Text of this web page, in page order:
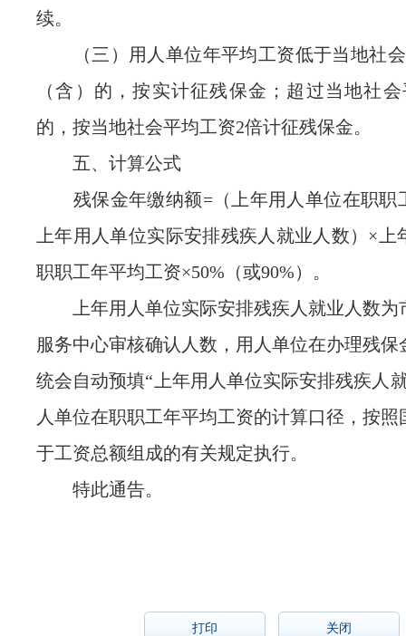
续。
（三）用人单位年平均工资低于当地社会
（含）的，按实计征残保金；超过当地社
的，按当地社会平均工资2倍计征残保金。
五、计算公式
残保金年缴纳额=（上年用人单位在职职
上年用人单位实际安排残疾人就业人数）×上
职职工年平均工资×50%（或90%）。
上年用人单位实际安排残疾人就业人数为
服务中心审核确认人数，用人单位在办理残保
统会自动预填“上年用人单位实际安排残疾人
人单位在职职工年平均工资的计算口径，按照
于工资总额组成的有关规定执行。
特此通告。
打印 关闭